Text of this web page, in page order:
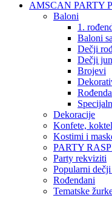
AMSCAN PARTY
Baloni
1.
Baloni
Dečji
Dečji
Brojevi
Dekoracije
Konfete,
Kostimi i
PARTY
Party rekviziti
Popularni
Rođendani
Tematske